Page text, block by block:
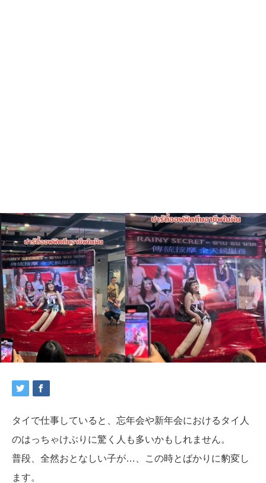
タイで仕事していると、忘年会や新年会におけるタイ人
のはっちゃけぶりに驚く人も多いかもしれません。
普段、全然おとなしい子が…、この時とばかりに豹変し
ます。